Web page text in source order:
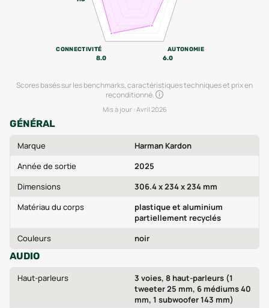
AUTONOMIE
6.0
CONNECTIVITÉ
8.0
Scores basés sur les benchmarks, caractéristiques techniques et prix en
reconditionné.
Mis à jour : Avril 2026
GÉNÉRAL
Marque
Harman Kardon
Année de sortie
2025
Dimensions
306.4 x 234 x 234 mm
Matériau du corps
plastique et aluminium
partiellement recyclés
Couleurs
noir
AUDIO
Haut-parleurs
3 voies, 8 haut-parleurs (1
tweeter 25 mm, 6 médiums 40
mm, 1 subwoofer 143 mm)